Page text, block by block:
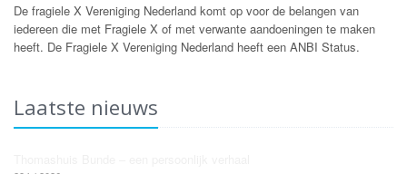
De fragiele X Vereniging Nederland komt op voor de belangen van
iedereen die met Fragiele X of met verwante aandoeningen te maken
heeft. De Fragiele X Vereniging Nederland heeft een ANBI Status.
Laatste nieuws